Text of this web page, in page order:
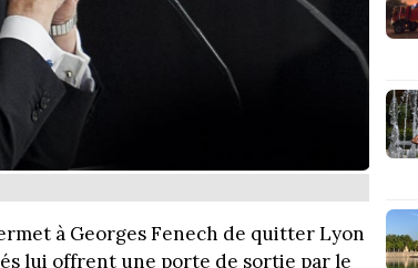
à Georges Fenech de quitter Lyon
lui offrent une porte de sortie par le